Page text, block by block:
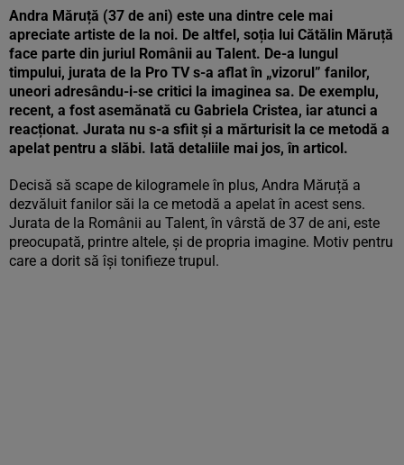
Andra Măruță (37 de ani) este una dintre cele mai
apreciate artiste de la noi. De altfel, soția lui Cătălin Măruță
face parte din juriul Românii au Talent. De-a lungul
timpului, jurata de la Pro TV s-a aflat în „vizorul” fanilor,
uneori adresându-i-se critici la imaginea sa. De exemplu,
recent, a fost asemănată cu Gabriela Cristea, iar atunci a
reacționat. Jurata nu s-a sfiit și a mărturisit la ce metodă a
apelat pentru a slăbi. Iată detaliile mai jos, în articol.
Decisă să scape de kilogramele în plus, Andra Măruță a
dezvăluit fanilor săi la ce metodă a apelat în acest sens.
Jurata de la Românii au Talent, în vârstă de 37 de ani, este
preocupată, printre altele, și de propria imagine. Motiv pentru
care a dorit să își tonifieze trupul.